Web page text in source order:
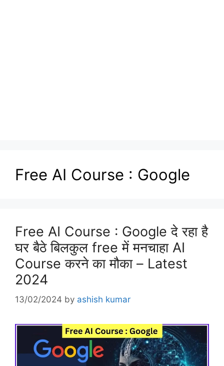
Free AI Course : Google
Free AI Course : Google दे रहा है
घर बैठे बिलकुल free में मनचाहा AI
Course करने का मौका – Latest
2024
13/02/2024 by ashish kumar